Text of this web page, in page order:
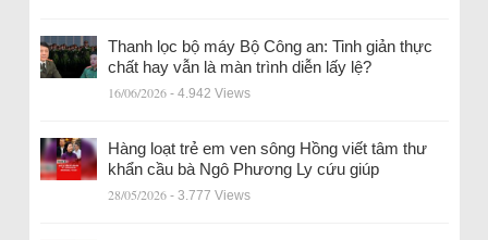
Thanh lọc bộ máy Bộ Công an: Tinh giản thực
chất hay vẫn là màn trình diễn lấy lệ?
16/06/2026 - 4.942 Views
Hàng loạt trẻ em ven sông Hồng viết tâm thư
khẩn cầu bà Ngô Phương Ly cứu giúp
28/05/2026 - 3.777 Views